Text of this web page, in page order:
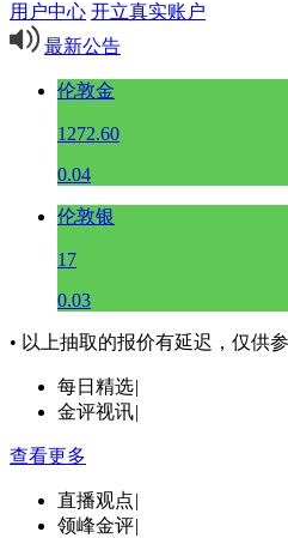
用户中心 开立真实账户
最新公告
伦敦金
1272.60
0.04
伦敦银
17
0.03
• 以上抽取的报价有延迟，仅供
每日精选|
金评视讯|
查看更多
直播观点|
领峰金评|